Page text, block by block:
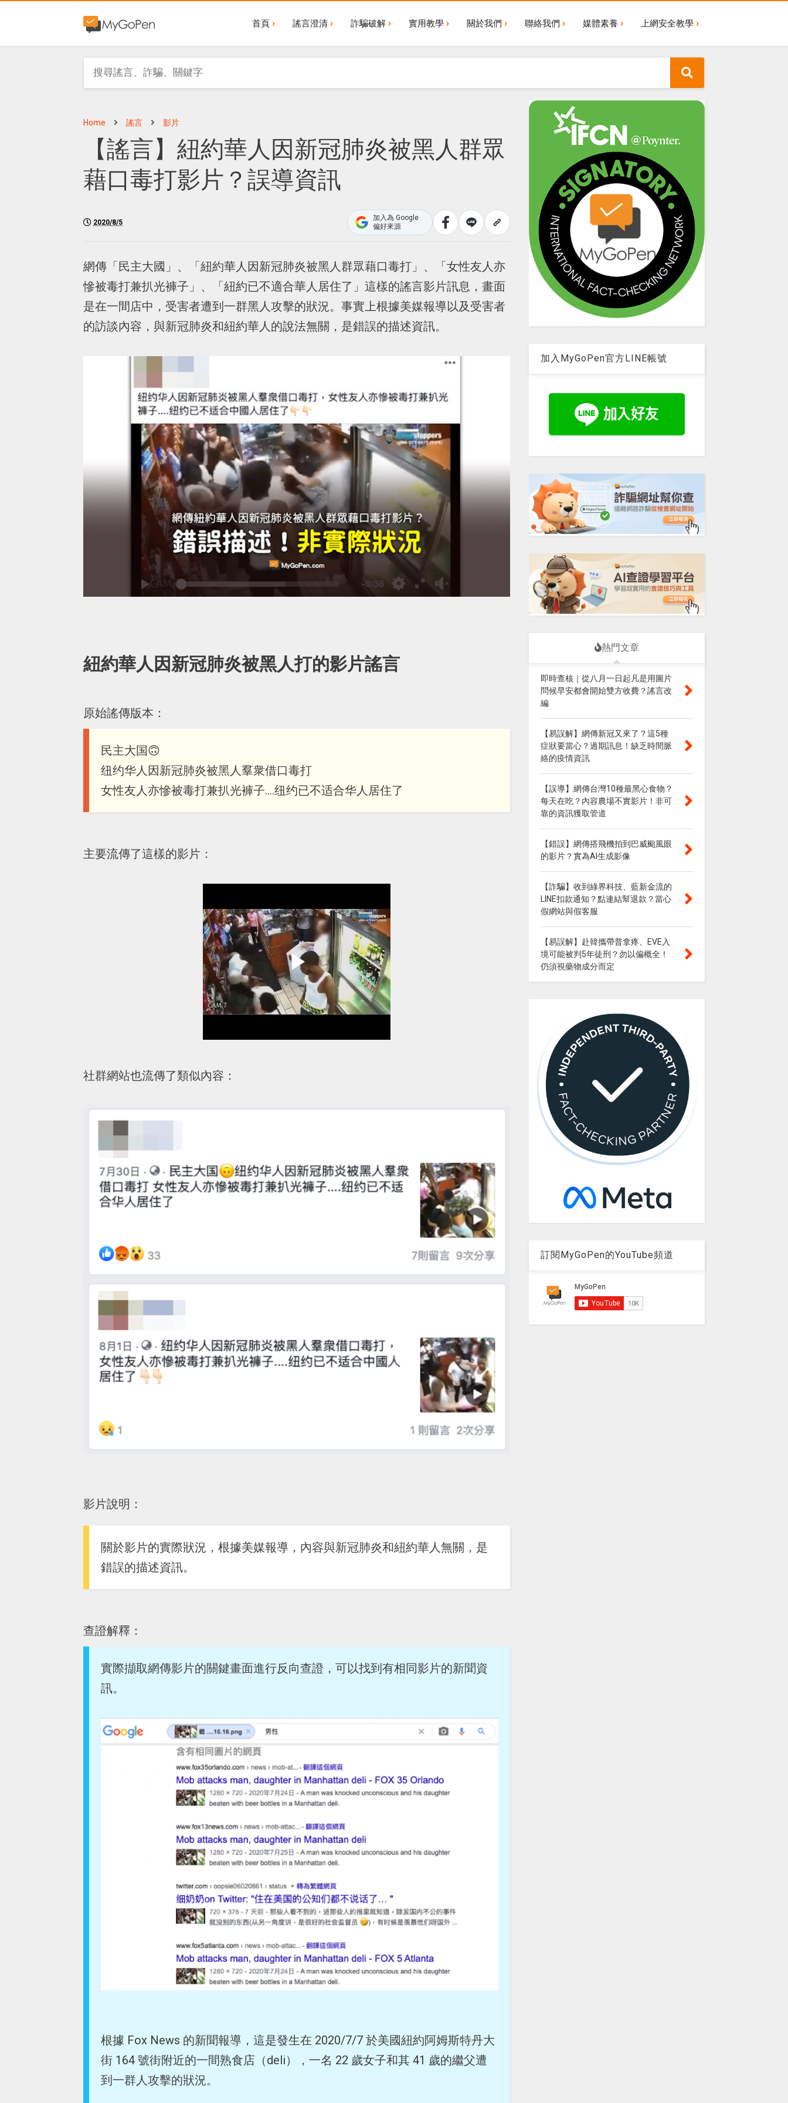
首頁 謠言澄清 詐騙破解 實用教學 關於我們 聯絡我們 媒體素養 上網安全教學
Home 謠言 影片
【謠言】紐約華人因新冠肺炎被黑人群眾
藉口毒打影片？誤導資訊
2020/8/5
加入為 Google
偏好來源
網傳「民主大國」、「紐約華人因新冠肺炎被黑人群眾藉口毒打」、「女性友人亦
慘被毒打兼扒光褲子」、「紐約已不適合華人居住了」這樣的謠言影片訊息，畫面
是在一間店中，受害者遭到一群黑人攻擊的狀況。事實上根據美媒報導以及受害者
的訪談內容，與新冠肺炎和紐約華人的說法無關，是錯誤的描述資訊。
紐約華人因新冠肺炎被黑人打的影片謠言
原始謠傳版本：
民主大国🙃
纽约华人因新冠肺炎被黑人羣衆借口毒打
女性友人亦慘被毒打兼扒光褲子....纽约已不适合华人居住了
主要流傳了這樣的影片：
社群網站也流傳了類似內容：
影片說明：
關於影片的實際狀況，根據美媒報導，內容與新冠肺炎和紐約華人無關，是
錯誤的描述資訊。
查證解釋：
實際擷取網傳影片的關鍵畫面進行反向查證，可以找到有相同影片的新聞資
訊。
根據 Fox News 的新聞報導，這是發生在 2020/7/7 於美國紐約阿姆斯特丹大
街 164 號街附近的一間熟食店（deli），一名 22 歲女子和其 41 歲的繼父遭
到一群人攻擊的狀況。
加入MyGoPen官方LINE帳號
熱門文章
即時查核｜從八月一日起凡是用圖片
問候早安都會開始雙方收費？謠言改
編
【易誤解】網傳新冠又來了？這5種
症狀要當心？過期訊息！缺乏時間脈
絡的疫情資訊
【誤導】網傳台灣10種最黑心食物？
每天在吃？內容農場不實影片！非可
靠的資訊獲取管道
【錯誤】網傳搭飛機拍到巴威颱風眼
的影片？實為AI生成影像
【詐騙】收到綠界科技、藍新金流的
LINE扣款通知？點連結幫退款？當心
假網站與假客服
【易誤解】赴韓攜帶普拿疼、EVE入
境可能被判5年徒刑？勿以偏概全！
仍須視藥物成分而定
訂閱MyGoPen的YouTube頻道